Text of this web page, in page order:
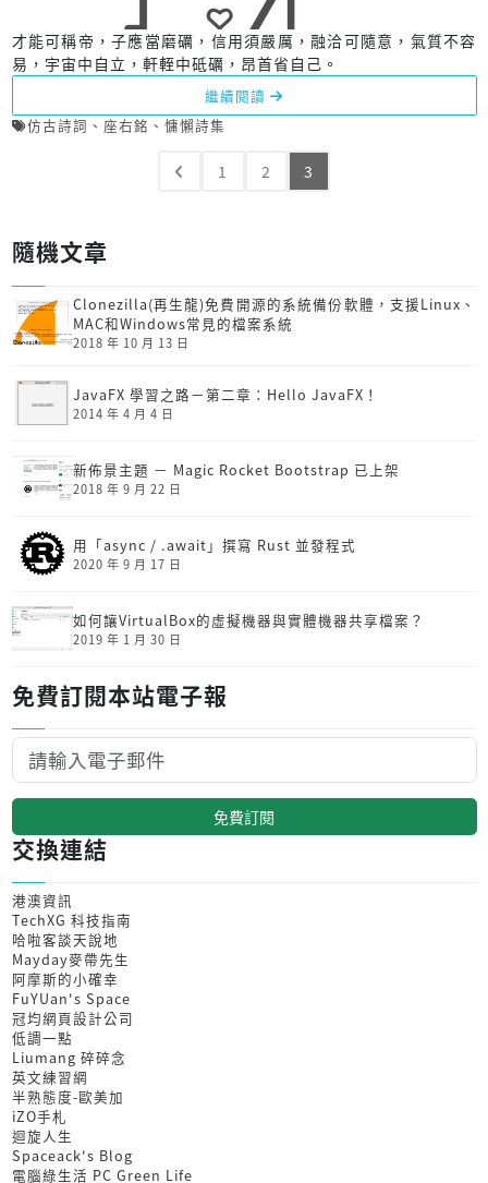
才能可稱帝，子應當磨礪，信用須嚴厲，融洽可隨意，氣質不容
易，宇宙中自立，軒輊中砥礪，昂首省自己。
繼續閱讀
仿古詩詞 、 座右銘 、 慵懶詩集
1 2 3
隨機文章
Clonezilla(再生龍)免費開源的系統備份軟體，支援Linux、
MAC和Windows常見的檔案系統
2018 年 10 月 13 日
JavaFX 學習之路－第二章：Hello JavaFX！
2014 年 4 月 4 日
新佈景主題 － Magic Rocket Bootstrap 已上架
2018 年 9 月 22 日
用「async / .await」撰寫 Rust 並發程式
2020 年 9 月 17 日
如何讓VirtualBox的虛擬機器與實體機器共享檔案？
2019 年 1 月 30 日
免費訂閱本站電子報
免費訂閱
交換連結
港澳資訊
TechXG 科技指南
哈啦客談天說地
Mayday麥帶先生
阿摩斯的小確幸
FuYUan's Space
冠均網頁設計公司
低調一點
Liumang 碎碎念
英文練習網
半熟態度-歐美加
iZO手札
迴旋人生
Spaceack's Blog
電腦綠生活 PC Green Life